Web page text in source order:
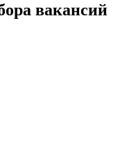
вакансий